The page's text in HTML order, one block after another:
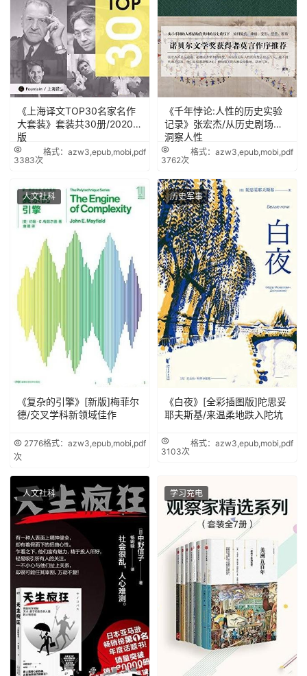
《上海译文TOP30名家名作
大套装》套装共30册/2020年
版
3383次
格式：azw3,epub,mobi,pdf
《千年悖论:人性的历史实验
记录》张宏杰/从历史剧场里
洞察人性
3762次
格式：azw3,epub,mobi,pdf
人文社科
《复杂的引擎》[新版]梅菲尔
德/交叉学科新领域佳作
2776
次
格式：azw3,epub,mobi,pdf
历史军事
《白夜》[全彩插图版]陀思妥
耶夫斯基/来温柔地跌入陀坑
3103次
格式：azw3,epub,mobi,pdf
人文社科 学习充电